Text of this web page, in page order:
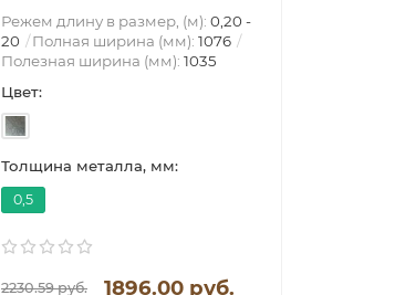
Режем длину в размер, (м): 0,20 -
20
Полная ширина (мм): 1076
Полезная ширина (мм): 1035
Цвет:
Толщина металла, мм:
0,5
2230.59 руб. 1896.00 руб.